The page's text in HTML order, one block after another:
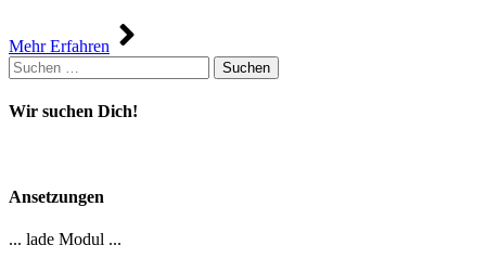
Mehr Erfahren
Suchen
nach:
Wir suchen Dich!
Ansetzungen
... lade Modul ...